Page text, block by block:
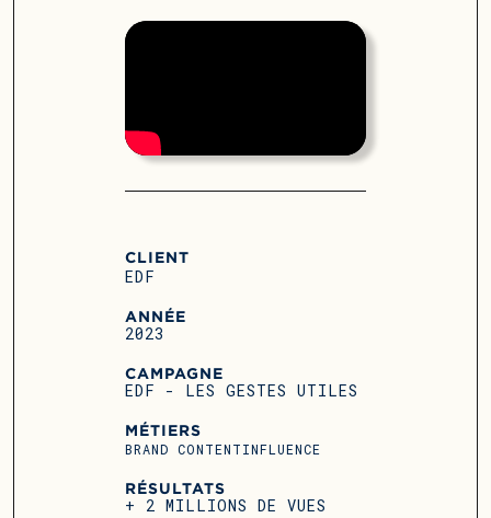
CLIENT
EDF
ANNÉE
2023
CAMPAGNE
EDF - LES GESTES UTILES
MÉTIERS
BRAND CONTENTINFLUENCE
RÉSULTATS
+ 2 MILLIONS DE VUES